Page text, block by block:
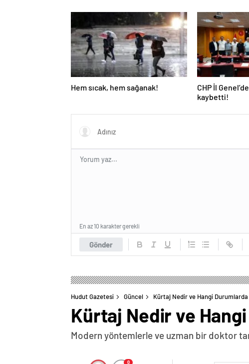
Hem sıcak, hem sağanak!
CHP İl
kaybetti!
Gönder
En az 10 karakter gerekli
Hudut Gazetesi Güncel Kürtaj Nedir ve Hangi Durumlarda
Kürtaj Nedir ve Hangi
Modern yöntemlerle ve uzman bir doktor
0